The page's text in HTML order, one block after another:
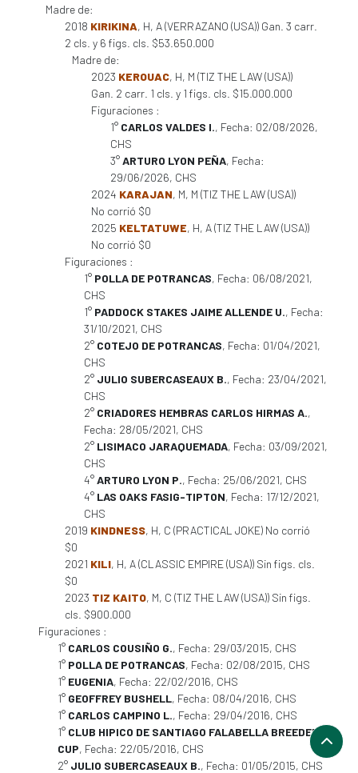
Madre de:
2018 KIRIKINA, H, A (VERRAZANO (USA)) Gan. 3 carr.
2 cls. y 6 figs. cls. $53.650.000
Madre de:
2023 KEROUAC, H, M (TIZ THE LAW (USA))
Gan. 2 carr. 1 cls. y 1 figs. cls. $15.000.000
Figuraciones :
1° CARLOS VALDES I., Fecha: 02/08/2026,
CHS
3°ARTURO LYON PEÑA, Fecha:
29/06/2026, CHS
2024 KARAJAN, M, M (TIZ THE LAW (USA))
No corrió $0
2025 KELTATUWE, H, A (TIZ THE LAW (USA))
No corrió $0
Figuraciones :
1° POLLA DE POTRANCAS, Fecha: 06/08/2021,
CHS
1° PADDOCK STAKES JAIME ALLENDE U., Fecha:
31/10/2021, CHS
2° COTEJO DE POTRANCAS, Fecha: 01/04/2021,
CHS
2° JULIO SUBERCASEAUX B., Fecha: 23/04/2021,
CHS
2° CRIADORES HEMBRAS CARLOS HIRMAS A.,
Fecha: 28/05/2021, CHS
2° LISIMACO JARAQUEMADA, Fecha: 03/09/2021,
CHS
4°ARTURO LYON P., Fecha: 25/06/2021, CHS
4° LAS OAKS FASIG-TIPTON, Fecha: 17/12/2021,
CHS
2019 KINDNESS, H, C (PRACTICAL JOKE) No corrió
$0
2021 KILI, H, A (CLASSIC EMPIRE (USA)) Sin figs. cls.
$0
2023 TIZ KAITO, M, C (TIZ THE LAW (USA)) Sin figs.
cls. $900.000
Figuraciones :
1° CARLOS COUSIÑO G., Fecha: 29/03/2015, CHS
1° POLLA DE POTRANCAS, Fecha: 02/08/2015, CHS
1° EUGENIA, Fecha: 22/02/2016, CHS
1° GEOFFREY BUSHELL, Fecha: 08/04/2016, CHS
1° CARLOS CAMPINO L., Fecha: 29/04/2016, CHS
1° CLUB HIPICO DE SANTIAGO FALABELLA BREEDER'S
CUP, Fecha: 22/05/2016, CHS
2° JULIO SUBERCASEAUX B., Fecha: 01/05/2015, CHS